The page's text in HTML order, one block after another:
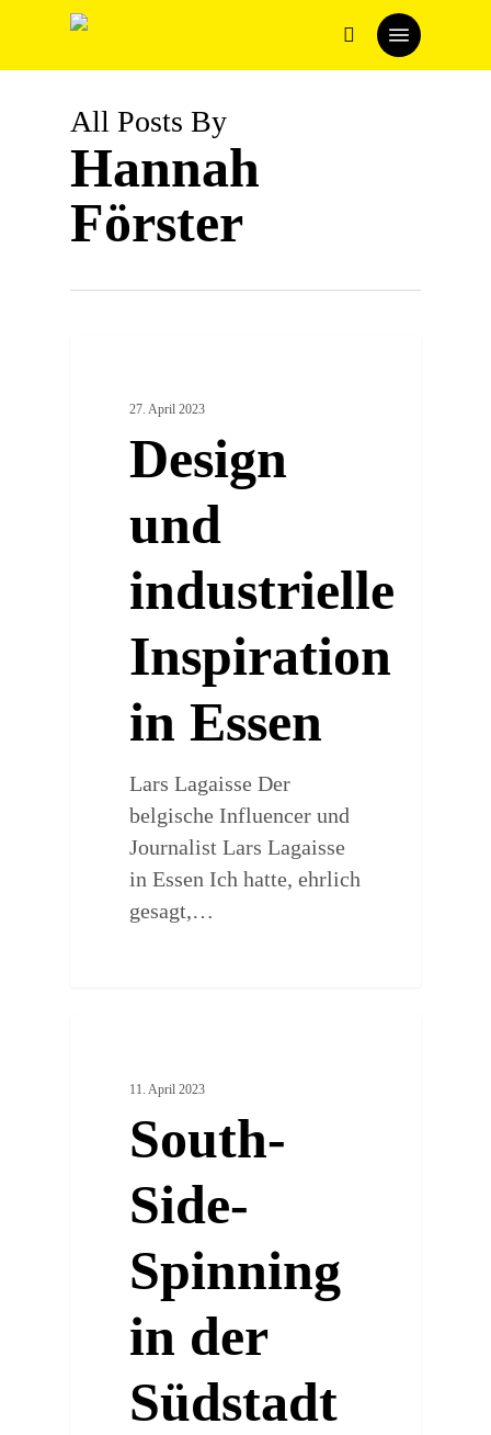
main
search
Menu
All Posts By
Hannah
Förster
27. April 2023
Design
und
industrielle
Inspiration
in Essen
Lars Lagaisse Der
belgische Influencer und
Journalist Lars Lagaisse
in Essen Ich hatte, ehrlich
gesagt,…
11. April 2023
South-
Side-
Spinning
in der
Südstadt